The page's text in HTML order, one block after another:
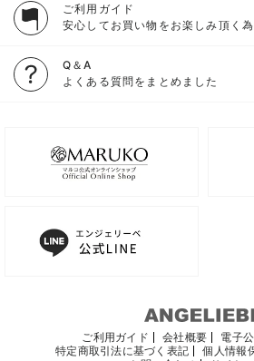
ご利用ガイド
安心してお買い物をお楽しみ頂く
Q＆A
よくある質問をまとめました
ご利用ガイド 会社概要 電子
特定商取引法に基づく表記
個人情報